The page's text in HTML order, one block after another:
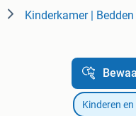
Kinderkamer | Bedden
Kinderen